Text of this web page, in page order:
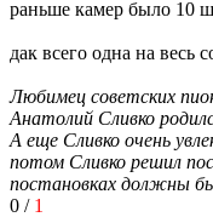
раньше камер было 10
дак всего одна на весь
Любимец советских
Анатолий Сливко
А еще Сливко очень
потом Сливко решил
постановках должны
0 / 1